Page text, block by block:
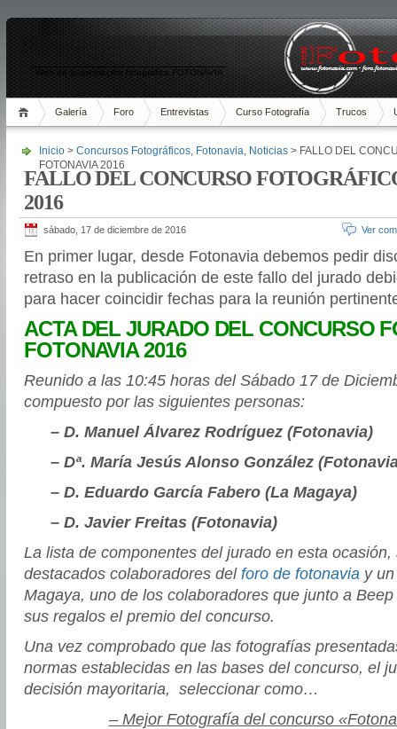
Web de la asociación fotográfica FOTONAVIA
Galería Foro Entrevistas Curso Fotografía Trucos
Inicio > Concursos Fotográficos, Fotonavia, Noticias > FALLO DEL
FOTONAVIA 2016
FALLO DEL CONCURSO
2016
sábado, 17 de diciembre de 2016 Ver
En primer lugar, desde Fotonavia debemos pedir
retraso en la publicación de este fallo del jurado
para hacer coincidir fechas para la reunión
ACTA DEL JURADO DEL CONCURSO
FOTONAVIA 2016
Reunido a las 10:45 horas del Sábado 17 de
compuesto por las siguientes personas:
– D. Manuel Álvarez Rodríguez (Fotonavia)
– Dª. María Jesús Alonso González
– D. Eduardo García Fabero (La Magaya)
– D. Javier Freitas (Fotonavia)
La lista de componentes del jurado en esta
destacados colaboradores del foro de fotonavia y
Magaya, uno de los colaboradores que junto a
sus regalos el premio del concurso.
Una vez comprobado que las fotografías
normas establecidas en las bases del concurso, el
decisión mayoritaria, seleccionar como…
– Mejor Fotografía del concurso